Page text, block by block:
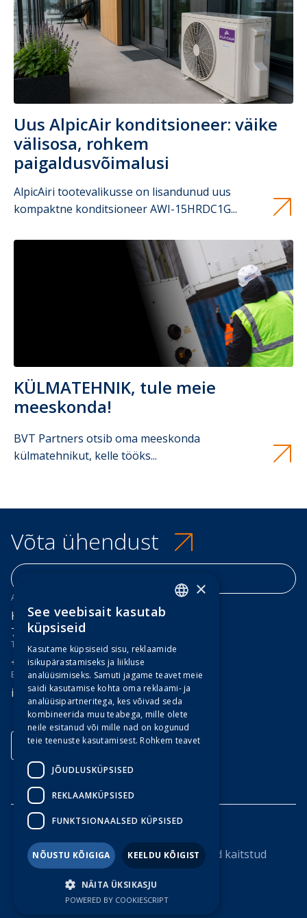
Uus AlpicAir konditsioneer: väike
välisosa, rohkem
paigaldusvõimalusi
AlpicAiri tootevalikusse on lisandunud uus
kompaktne konditsioneer AWI-15HRDC1G...
KÜLMATEHNIK, tule meie
meeskonda!
BVT Partners otsib oma meeskonda
külmatehnikut, kelle tööks...
Võta ühendust
AADRESS
Kokasauna põik 7,
76406 Tänassilma, Estonia
TELEFON
+372 651 2710
E-POST
info@bvtpartners.ee
© 2026 BVT Partners. Kõik õigused kaitstud
Garantiitingimused (PDF)
Privaatsuspoliitika
×
See veebisait kasutab
küpsiseid
Kasutame küpsiseid sisu, reklaamide
isikupärastamiseks ja liikluse
analüüsimiseks. Samuti jagame teavet meie
saidi kasutamise kohta oma reklaami- ja
analüüsipartneritega, kes võivad seda
kombineerida muu teabega, mille olete
neile esitanud või mille nad on kogunud
teie teenuste kasutamisest. Rohkem teavet
JÕUDLUSKÜPSISED
REKLAAMKÜPSISED
FUNKTSIONAALSED KÜPSISED
NÕUSTU KÕIGIGA KEELDU KÕIGIST
NÄITA ÜKSIKASJU
POWERED BY COOKIESCRIPT